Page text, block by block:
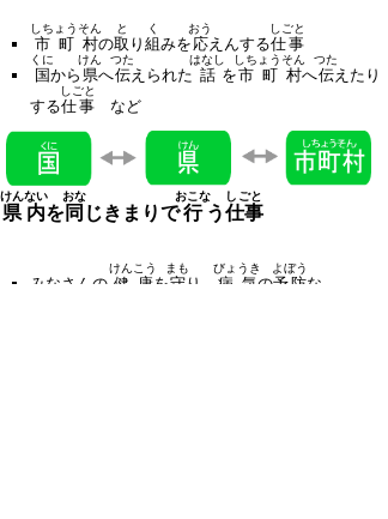
市町村
しちょうそん
の取
と
り 組
く
みを 応
おう
えんする仕事
しごと
国
くに
から 県
けん
へ伝
つた
えられた 話
はなし
を市町村
しちょうそん
へ伝
つた
えたり
する仕事
しごと
など
県内
けんない
を同
おな
じきまりで行
おこな
う仕事
しごと
みなさんの 健康
けんこう
を守
まも
り、 病気
びょうき
の予防
よぼう
な